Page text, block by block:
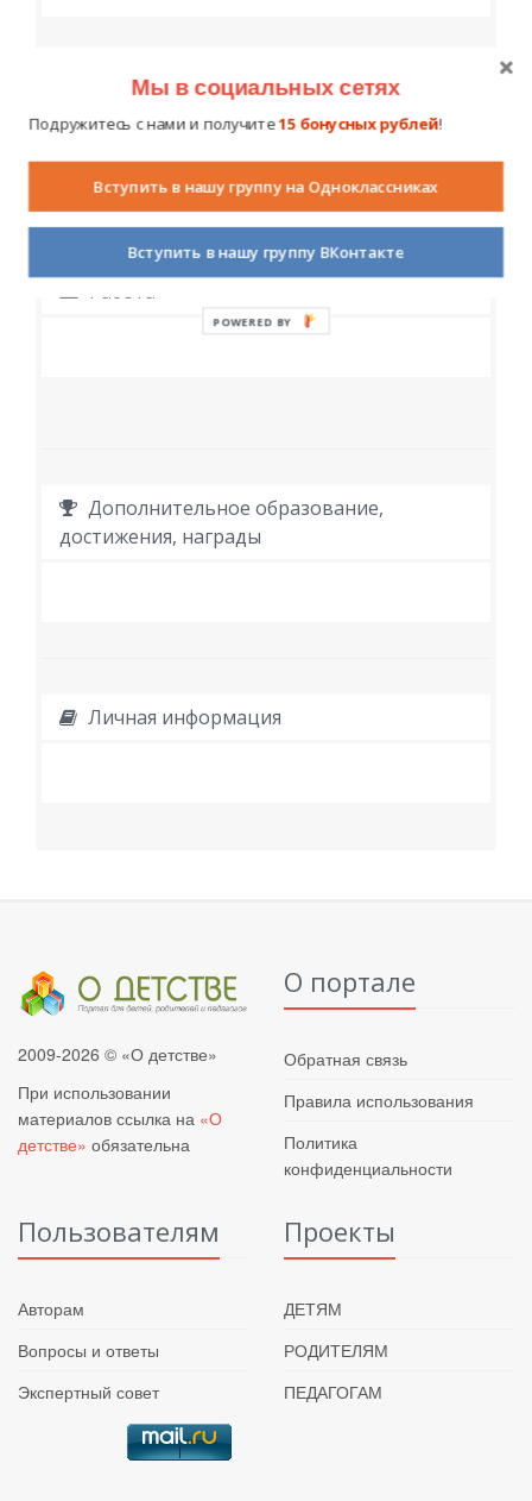
Работа
Дополнительное образование,
достижения, награды
Личная информация
2009-2026 © «О детстве»
При использовании
материалов ссылка на «О
детстве» обязательна
О портале
Обратная связь
Правила использования
Политика
конфиденциальности
Пользователям
Авторам
Вопросы и ответы
Экспертный совет
Проекты
ДЕТЯМ
РОДИТЕЛЯМ
ПЕДАГОГАМ
Мы в социальных сетях
Подружитесь с нами и получите15 бонусных рублей!
Вступить в нашу группу на Одноклассниках
Вступить в нашу группу ВКонтакте
POWERED BY